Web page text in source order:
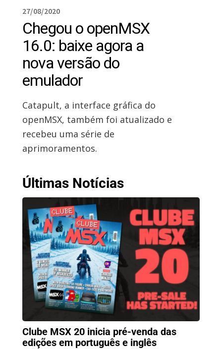
27/08/2020
Chegou o openMSX
16.0: baixe agora a
nova versão do
emulador
Catapult, a interface gráfica do
openMSX, também foi atualizado e
recebeu uma série de
aprimoramentos.
Últimas Notícias
Clube MSX 20 inicia pré-venda das
edições em português e inglês